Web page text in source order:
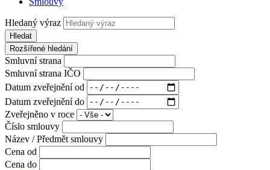
Hledaný výraz
Hledat
Rozšířené hledání
Smluvní strana
Smluvní strana IČO
Datum zveřejnění od
Datum zveřejnění do
Zveřejněno v roce
Číslo smlouvy
Název / Předmět smlouvy
Cena od
Cena do